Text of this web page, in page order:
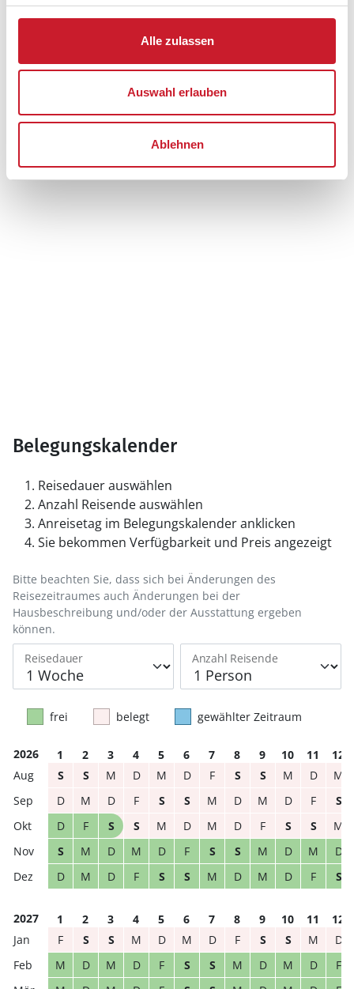
Alle zulassen
Auswahl erlauben
Ablehnen
Fyrgården 19
Belegungskalender
Reisedauer auswählen
Anzahl Reisende auswählen
Anreisetag im Belegungskalender anklicken
Sie bekommen Verfügbarkeit und Preis angezeigt
Reisedauer Anzahl Reisende
Bitte beachten Sie, dass sich bei Änderungen des
Reisezeitraumes auch Änderungen bei der
Hausbeschreibung und/oder der Ausstattung ergeben
können.
frei belegt gewählter Zeitraum
2026 1 2 3 4 5 6 7 8 9 10 11
12
S
S M D M D F S S M D
M
D
M D F S S M D M D F
S
D
F S S M D M D F S S
M
S
M D M D F S S M D M
D
D
M D F S S M D M D F S
2027 1 2 3 4 5 6 7 8 9 10 11
12
F
S S M D M D F S S M
D
M
D M D F S S M D M D
F